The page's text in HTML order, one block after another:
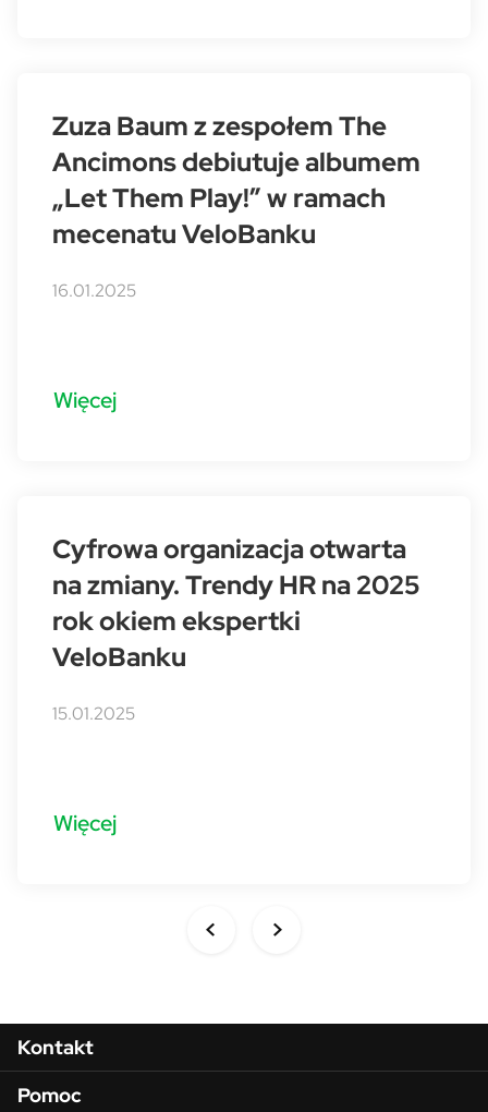
Zuza Baum z zespołem The
Ancimons debiutuje albumem
„Let Them Play!” w ramach
mecenatu VeloBanku
16.01.2025
Więcej
Cyfrowa organizacja otwarta
na zmiany. Trendy HR na 2025
rok okiem ekspertki
VeloBanku
15.01.2025
Więcej
Menu w stopce
Kontakt
Pomoc